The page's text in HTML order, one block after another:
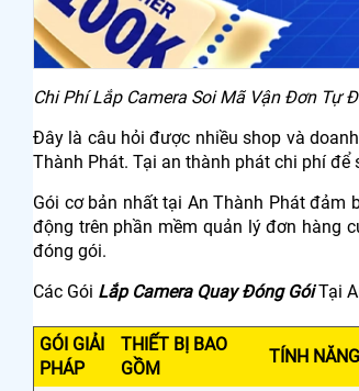
Chi Phí Lắp Camera Soi Mã Vận Đơn Tự
Đây là câu hỏi được nhiều shop và
Thành Phát. Tại an thành phát chi phí để
Gói cơ bản nhất tại An Thành Phát
động trên phần mềm quản lý đơn hàng
đóng gói.
Các Gói Lắp Camera Quay Đóng GóiTại
GÓI GIẢI
PHÁP
THIẾT BỊ BAO
GỒM
TÍNH NĂNG